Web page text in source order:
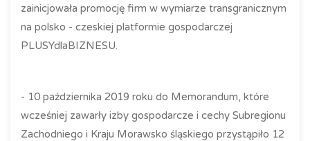
zainicjowała promocję firm w wymiarze transgranicznym
na polsko - czeskiej platformie gospodarczej
PLUSYdlaBIZNESU.
- 10 października 2019 roku do Memorandum, które
wcześniej zawarły izby gospodarcze i cechy Subregionu
Zachodniego i Kraju Morawsko śląskiego przystąpiło 12